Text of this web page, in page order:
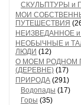
СКУЛЬПТУРЫ и
МОИ
ПУТЕШЕСТВИЯ
НЕИЗВЕДАННОЕ
НЕОБЫЧНЫЕ и
ЛЮДИ (12)
О МОЕМ РОДНОМ
(ДЕРЕВНЕ) (17)
ПРИРОДА (291)
Водопады (17)
Горы (35)